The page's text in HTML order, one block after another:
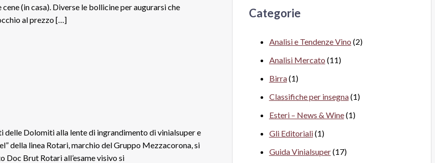
(in casa). Diverse le bollicine per augurarsi che
al prezzo […]
delle Dolomiti alla lente di ingrandimento di vinialsuper e
della linea Rotari, marchio del Gruppo Mezzacorona, si
Brut Rotari all’esame visivo si
Categorie
Analisi e Tendenze Vino (2)
Analisi Mercato (11)
Birra(1)
Classifiche per insegna(1)
Esteri – News & Wine(1)
Gli Editoriali(1)
Guida Vinialsuper(17)